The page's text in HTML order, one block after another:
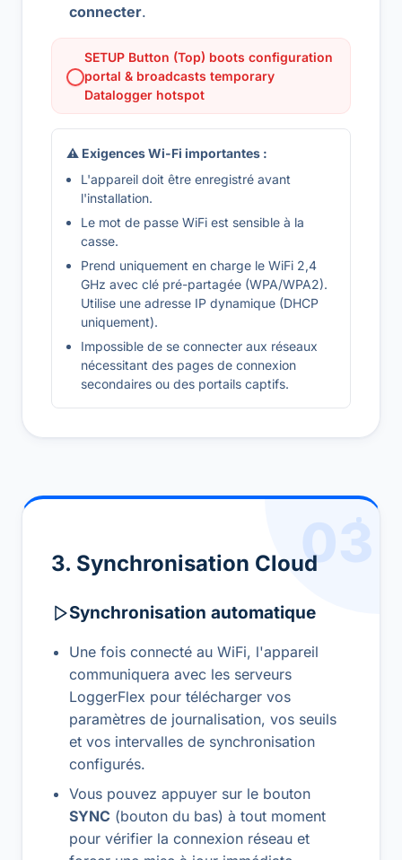
connecter.
SETUP Button (Top) boots configuration
portal & broadcasts temporary
Datalogger hotspot
⚠ Exigences Wi-Fi importantes :
L'appareil doit être enregistré avant
l'installation.
Le mot de passe WiFi est sensible à la
casse.
Prend uniquement en charge le WiFi 2,4
GHz avec clé pré-partagée (WPA/WPA2).
Utilise une adresse IP dynamique (DHCP
uniquement).
Impossible de se connecter aux réseaux
nécessitant des pages de connexion
secondaires ou des portails captifs.
03
3. Synchronisation Cloud
Synchronisation automatique
Une fois connecté au WiFi, l'appareil
communiquera avec les serveurs
LoggerFlex pour télécharger vos
paramètres de journalisation, vos seuils
et vos intervalles de synchronisation
configurés.
Vous pouvez appuyer sur le bouton
SYNC (bouton du bas) à tout moment
pour vérifier la connexion réseau et